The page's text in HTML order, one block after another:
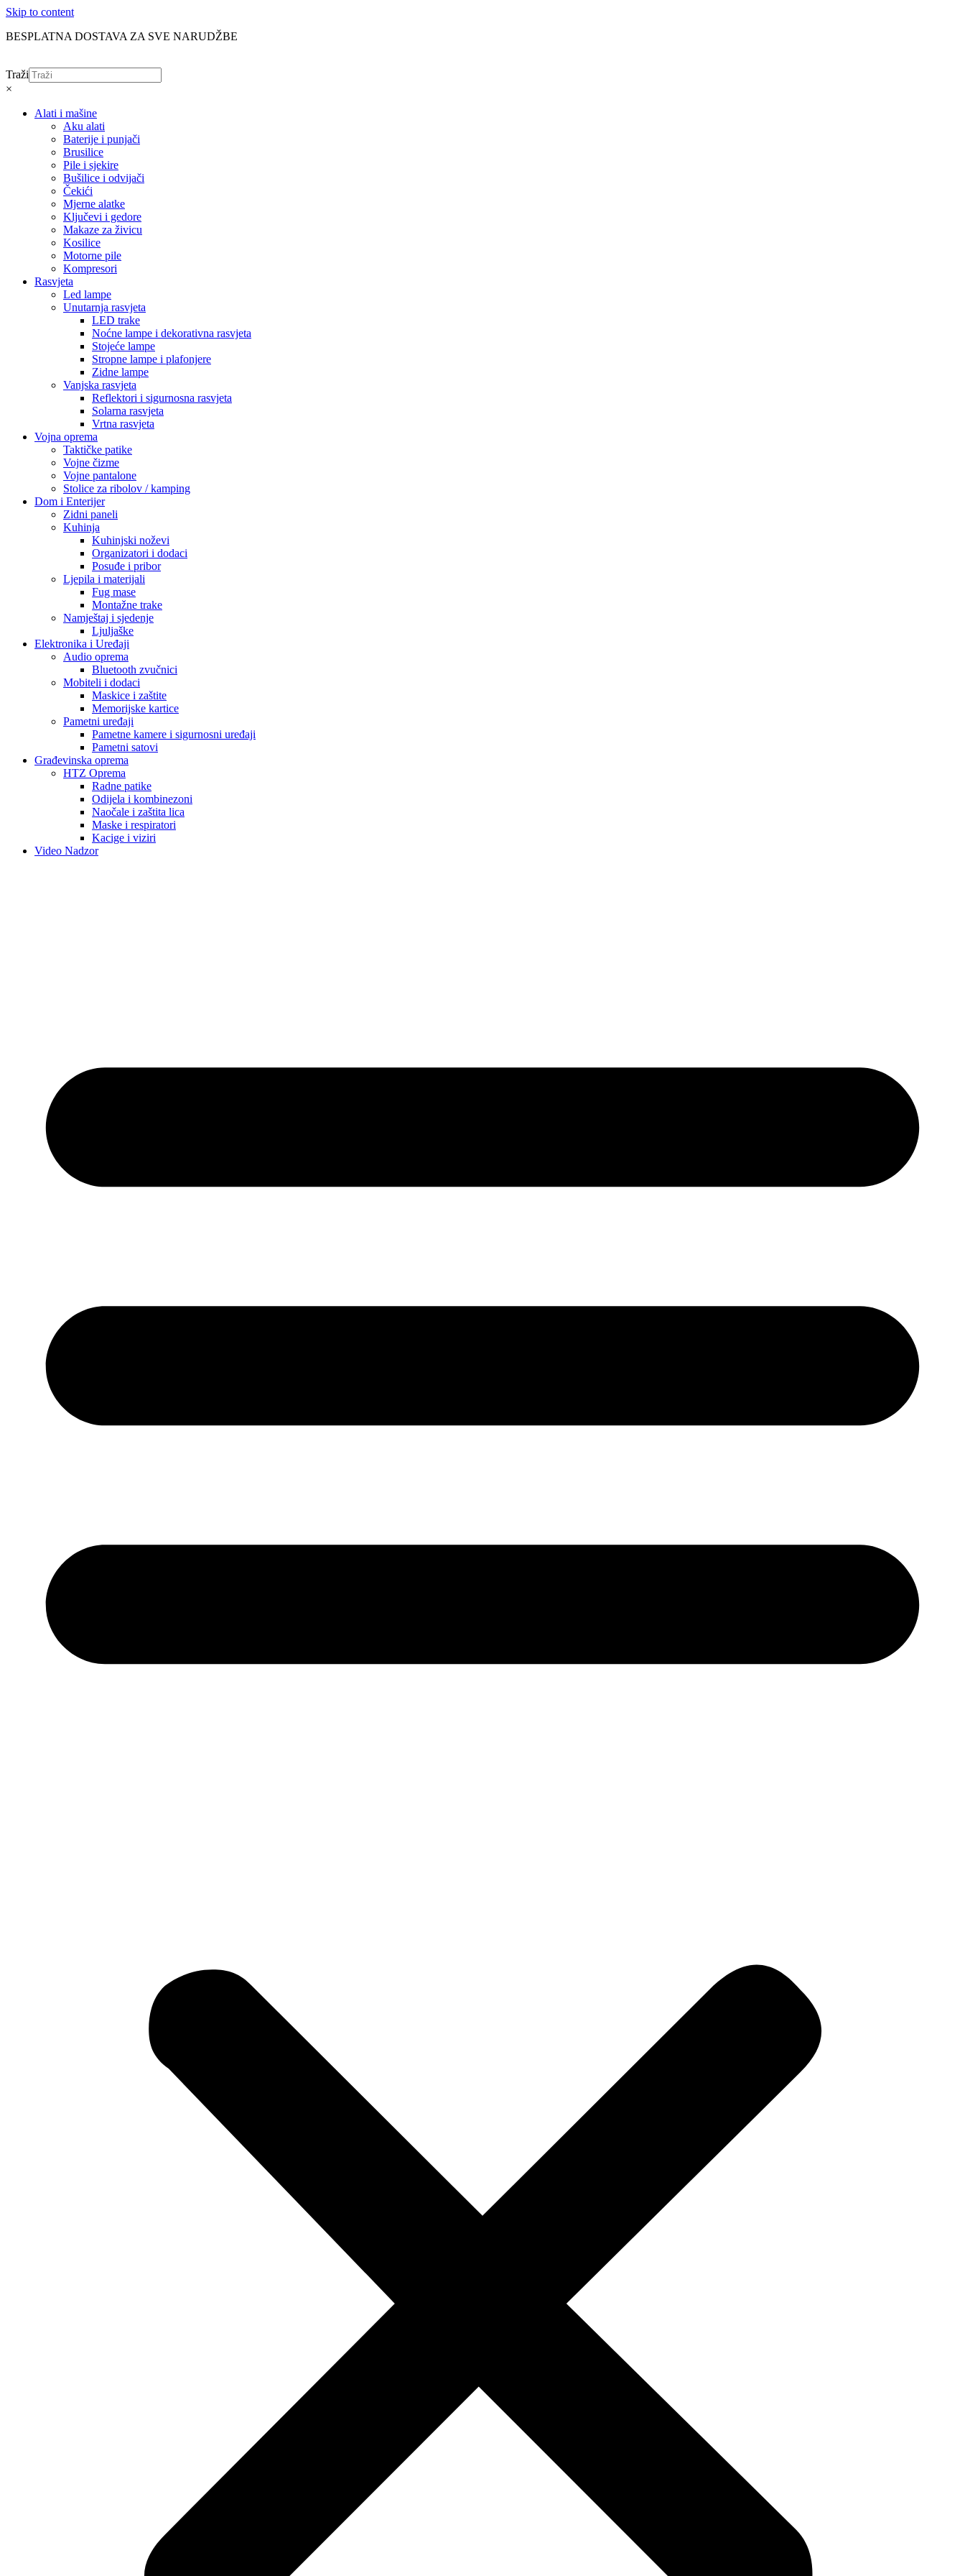
Skip to content
BESPLATNA DOSTAVA ZA SVE NARUDŽBE
Traži
×
Alati i mašine
Aku alati
Baterije i punjači
Brusilice
Pile i sjekire
Bušilice i odvijači
Čekići
Mjerne alatke
Ključevi i gedore
Makaze za živicu
Kosilice
Motorne pile
Kompresori
Rasvjeta
Led lampe
Unutarnja rasvjeta
LED trake
Noćne lampe i dekorativna rasvjeta
Stojeće lampe
Stropne lampe i plafonjere
Zidne lampe
Vanjska rasvjeta
Reflektori i sigurnosna rasvjeta
Solarna rasvjeta
Vrtna rasvjeta
Vojna oprema
Taktičke patike
Vojne čizme
Vojne pantalone
Stolice za ribolov / kamping
Dom i Enterijer
Zidni paneli
Kuhinja
Kuhinjski noževi
Organizatori i dodaci
Posuđe i pribor
Ljepila i materijali
Fug mase
Montažne trake
Namještaj i sjedenje
Ljuljaške
Elektronika i Uređaji
Audio oprema
Bluetooth zvučnici
Mobiteli i dodaci
Maskice i zaštite
Memorijske kartice
Pametni uređaji
Pametne kamere i sigurnosni uređaji
Pametni satovi
Građevinska oprema
HTZ Oprema
Radne patike
Odijela i kombinezoni
Naočale i zaštita lica
Maske i respiratori
Kacige i viziri
Video Nadzor